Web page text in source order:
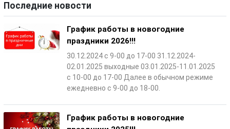
Последние новости
График работы в новогодние
праздники 2026!!!
30.12.2024 с 9-00 до 17-00 31.12.2024-
02.01.2025 выходные 03.01.2025-11.01.2025
с 10-00 до 17-00 Далее в обычном режиме
ежедневно с 9-00 до 18-00.
График работы в новогодние